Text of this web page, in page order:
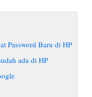
Password Baru di HP
ada di HP